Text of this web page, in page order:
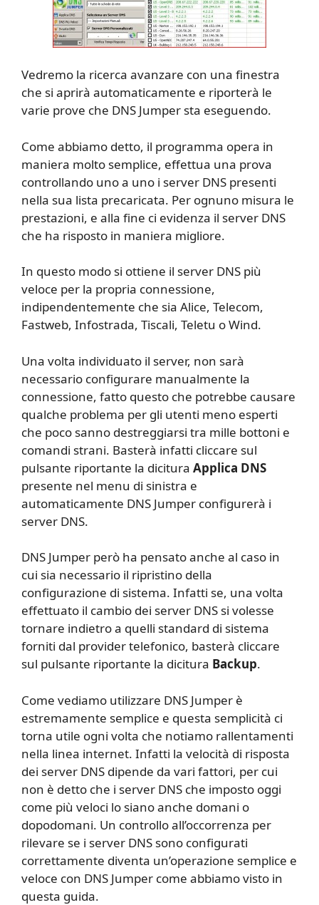
Vedremo la ricerca avanzare con una finestra
che si aprirà automaticamente e riporterà le
varie prove che DNS Jumper sta eseguendo.
Come abbiamo detto, il programma opera in
maniera molto semplice, effettua una prova
controllando uno a uno i server DNS presenti
nella sua lista precaricata. Per ognuno misura le
prestazioni, e alla fine ci evidenza il server DNS
che ha risposto in maniera migliore.
In questo modo si ottiene il server DNS più
veloce per la propria connessione,
indipendentemente che sia Alice, Telecom,
Fastweb, Infostrada, Tiscali, Teletu o Wind.
Una volta individuato il server, non sarà
necessario configurare manualmente la
connessione, fatto questo che potrebbe causare
qualche problema per gli utenti meno esperti
che poco sanno destreggiarsi tra mille bottoni e
comandi strani. Basterà infatti cliccare sul
pulsante riportante la dicitura Applica DNS
presente nel menu di sinistra e
automaticamente DNS Jumper configurerà i
server DNS.
DNS Jumper però ha pensato anche al caso in
cui sia necessario il ripristino della
configurazione di sistema. Infatti se, una volta
effettuato il cambio dei server DNS si volesse
tornare indietro a quelli standard di sistema
forniti dal provider telefonico, basterà cliccare
sul pulsante riportante la dicitura Backup.
Come vediamo utilizzare DNS Jumper è
estremamente semplice e questa semplicità ci
torna utile ogni volta che notiamo rallentamenti
nella linea internet. Infatti la velocità di risposta
dei server DNS dipende da vari fattori, per cui
non è detto che i server DNS che imposto oggi
come più veloci lo siano anche domani o
dopodomani. Un controllo all’occorrenza per
rilevare se i server DNS sono configurati
correttamente diventa un’operazione semplice e
veloce con DNS Jumper come abbiamo visto in
questa guida.